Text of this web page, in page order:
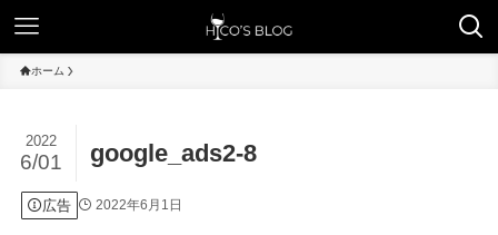
ホーム
google_ads2-8
2022
6/01
広告 2022年6月1日